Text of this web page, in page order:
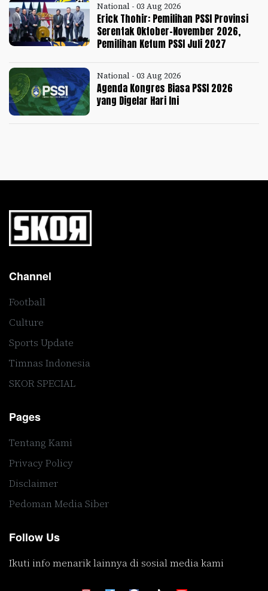
National - 03 Aug 2026
Erick Thohir: Pemilihan PSSI Provinsi
Serentak Oktober-November 2026,
Pemilihan Ketum PSSI Juli 2027
National - 03 Aug 2026
Agenda Kongres Biasa PSSI 2026
yang Digelar Hari Ini
Channel
Football
Culture
Sports Update
Timnas Indonesia
SKOR SPECIAL
Pages
Tentang Kami
Privacy Policy
Disclaimer
Pedoman Media Siber
Follow Us
Ikuti info menarik lainnya di sosial media kami